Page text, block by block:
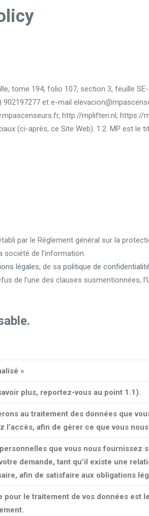
tome 194, folio 107, section 3, feuille
et e-mail
http://mpliften.nl, https://
(ci-après, ce Site Web). 1.2. MP est le
par le Règlement général sur la
de l’information.
légales, de sa politique de confidentialité
de l’une des clauses susmentionnées,
»
plus, reportez-vous au point 1.1).
au traitement des données que
l’accès, afin de gérer ce que vous
que vous nous fournissez
demande, tant qu’il existe une
afin de satisfaire aux obligations
pour le traitement de vos données est